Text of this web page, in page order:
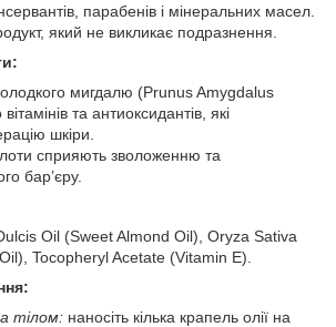
парабенів і мінеральних масел.
який не викликає подразнення.
мигдалю (Prunus Amygdalus
та антиоксидантів, які
шкіри.
сприяють зволоженню та
бар’єру.
Oil (Sweet Almond Oil), Oryza Sativa
Tocopheryl Acetate (Vitamin E).
тілом: наносіть кілька крапель олії на